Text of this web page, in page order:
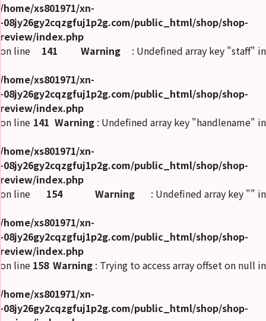
/home/xs801971/xn-
-08jy26gy2cqzgfuj1p2g.com/public_html/shop/shop-
review/index.php
on line
141 Warning
: Undefined array key "staff" in
/home/xs801971/xn-
-08jy26gy2cqzgfuj1p2g.com/public_html/shop/shop-
review/index.php
on line 141 Warning : Undefined array key "handlename" in
/home/xs801971/xn-
-08jy26gy2cqzgfuj1p2g.com/public_html/shop/shop-
review/index.php
on line
154 Warning
: Undefined array key "" in
/home/xs801971/xn-
-08jy26gy2cqzgfuj1p2g.com/public_html/shop/shop-
review/index.php
on line 158 Warning : Trying to access array offset on null in
/home/xs801971/xn-
-08jy26gy2cqzgfuj1p2g.com/public_html/shop/shop-